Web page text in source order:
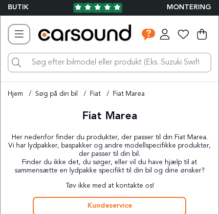
BUTIK MONTERING
.
Hjem Søg på din bil Fiat Fiat Marea
Fiat Marea
Her nedenfor finder du produkter, der passer til din Fiat Marea.
Vi har lydpakker, baspakker og andre modellspecifikke produkter,
der passer til din bil.
Finder du ikke det, du søger, eller vil du have hjælp til at
sammensætte en lydpakke specifikt til din bil og dine ønsker?
Tøv ikke med at kontakte os!
Kundeservice